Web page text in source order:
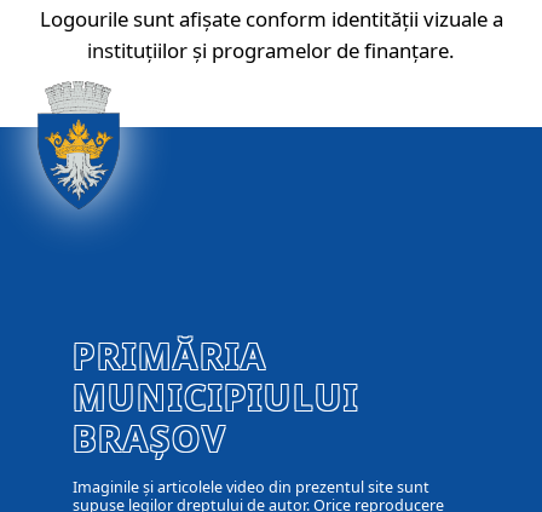
Logourile sunt afișate conform identității vizuale a
instituțiilor și programelor de finanțare.
PRIMĂRIA
MUNICIPIULUI
BRAȘOV
Imaginile și articolele video din prezentul site sunt
supuse legilor dreptului de autor. Orice reproducere